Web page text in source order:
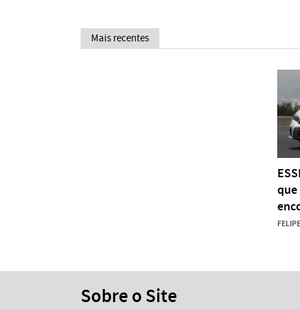
Mais recentes
que
Sobre o Site